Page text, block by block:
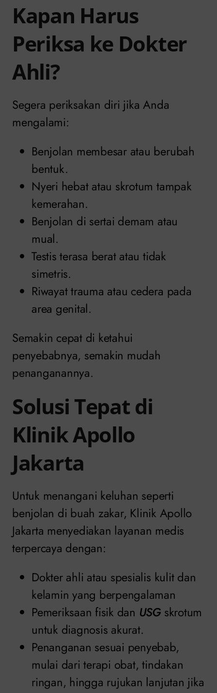
Kapan Harus
Periksa ke Dokter
Ahli?
Segera periksakan diri jika Anda
mengalami:
Benjolan membesar atau berubah
bentuk.
Nyeri hebat atau skrotum tampak
kemerahan.
Benjolan di sertai demam atau
mual.
Testis terasa berat atau tidak
simetris.
Riwayat trauma atau cedera pada
area genital.
Semakin cepat di ketahui
penyebabnya, semakin mudah
penanganannya.
Solusi Tepat di
Klinik Apollo
Jakarta
Untuk menangani keluhan seperti
benjolan di buah zakar, Klinik Apollo
Jakarta menyediakan layanan medis
terpercaya dengan:
Dokter ahli atau spesialis kulit dan
kelamin yang berpengalaman
Pemeriksaan fisik dan USG skrotum
untuk diagnosis akurat.
Penanganan sesuai penyebab,
mulai dari terapi obat, tindakan
ringan, hingga rujukan lanjutan jika